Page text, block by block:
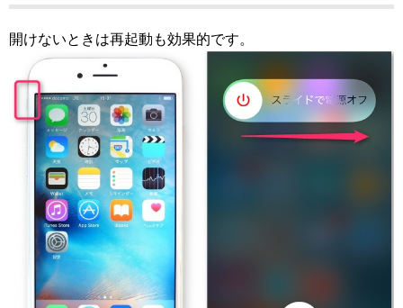
開けないときは再起動も効果的です。